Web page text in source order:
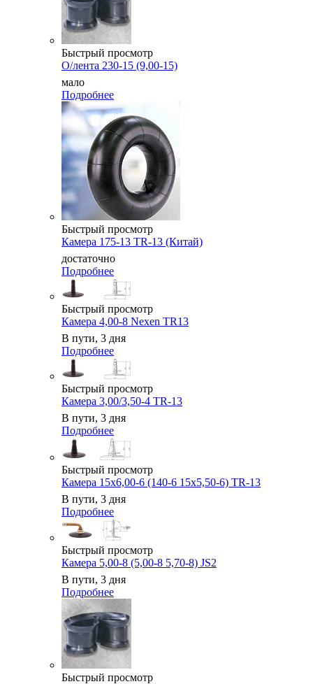
Быстрый просмотр
О/лента 230-15 (9,00-15)
мало
Подробнее
Быстрый просмотр
Камера 175-13 TR-13 (Китай)
достаточно
Подробнее
Быстрый просмотр
Камера 4,00-8 Nexen TR13
В пути, 3 дня
Подробнее
Быстрый просмотр
Камера 3,00/3,50-4 TR-13
В пути, 3 дня
Подробнее
Быстрый просмотр
Камера 15x6,00-6 (140-6 15x5,50-6) TR-13
В пути, 3 дня
Подробнее
Быстрый просмотр
Камера 5,00-8 (5,00-8 5,70-8) JS2
В пути, 3 дня
Подробнее
Быстрый просмотр